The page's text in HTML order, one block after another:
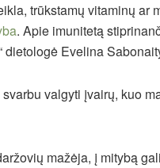
trūkstamų vitaminų ar
. Apie imunitetą
dietologė Evelina
valgyti įvairų, kuo
mažėja, į mitybą